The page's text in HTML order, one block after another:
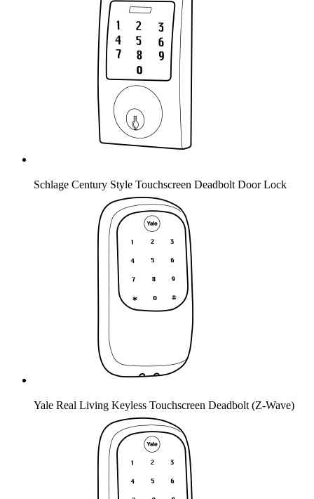
Schlage Century Style Touchscreen Deadbolt Door Lock
Yale Real Living Keyless Touchscreen Deadbolt (Z-Wave)